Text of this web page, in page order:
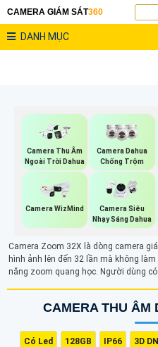
CAMERA GIÁM SÁT360
DANH MỤC
Camera Thu Âm
Ngoài Trời Dahua
Camera Dahua
Chống Trộm
Camera WizMind
Camera Siêu
Nhạy Sáng Dahua
Camera Zoom 32X là dòng camera
hình ảnh lên đến 32 lần mà không
năng zoom quang học. Người dùng
sắc nét, giúp tăng cường hiệu quả
CAMERA THU ÂM
Có Led 128GB IP66 3D